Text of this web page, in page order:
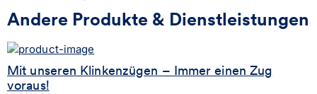
Andere Produkte & Dienstleistungen
Mit unseren Klinkenzügen – Immer einen Zug
voraus!